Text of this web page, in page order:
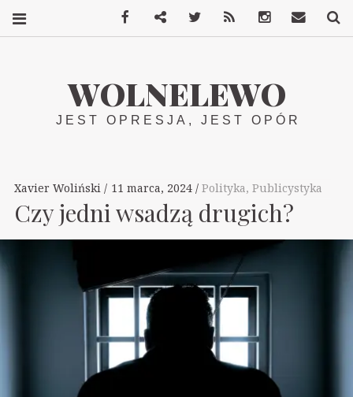
WOLNELEWO
JEST OPRESJA, JEST OPÓR
Xavier Woliński 11 marca, 2024 Polityka, Publicystyka
Czy jedni wsadzą drugich?
FacebookMastodonTwitter InstagramKontakt